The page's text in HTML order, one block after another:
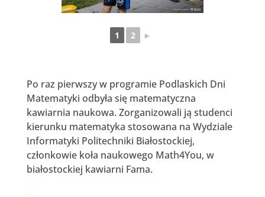
1 2 ►
Po raz pierwszy w programie Podlaskich Dni
Matematyki odbyła się matematyczna
kawiarnia naukowa. Zorganizowali ją studenci
kierunku matematyka stosowana na Wydziale
Informatyki Politechniki Białostockiej,
członkowie koła naukowego Math4You, w
białostockiej kawiarni Fama.